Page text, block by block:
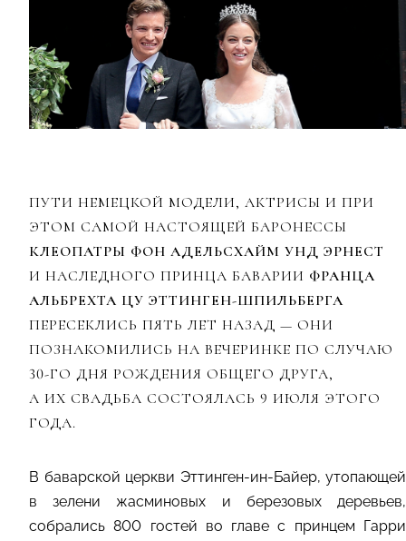
ПУТИ НЕМЕЦКОЙ МОДЕЛИ, АКТРИСЫ И ПРИ
ЭТОМ САМОЙ НАСТОЯЩЕЙ БАРОНЕССЫ
КЛЕОПАТРЫ ФОН АДЕЛЬСХАЙМ УНД ЭРНЕСТ
И НАСЛЕДНОГО ПРИНЦА БАВАРИИ ФРАНЦА
АЛЬБРЕХТА ЦУ ЭТТИНГЕН-ШПИЛЬБЕРГА
ПЕРЕСЕКЛИСЬ ПЯТЬ ЛЕТ НАЗАД — ОНИ
ПОЗНАКОМИЛИСЬ НА ВЕЧЕРИНКЕ ПО СЛУЧАЮ
30-ГО ДНЯ РОЖДЕНИЯ ОБЩЕГО ДРУГА,
А ИХ СВАДЬБА СОСТОЯЛАСЬ 9 ИЮЛЯ ЭТОГО
ГОДА.
В баварской церкви Эттинген-ин-Байер, утопающей
в зелени жасминовых и березовых деревьев,
собрались 800 гостей во главе с принцем Гарри